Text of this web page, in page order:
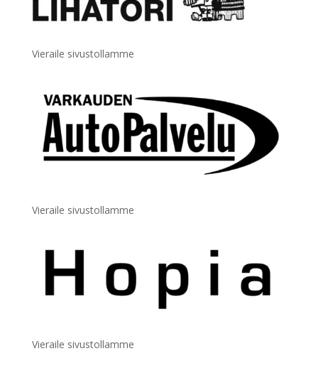
Vieraile sivustollamme
Vieraile sivustollamme
Vieraile sivustollamme